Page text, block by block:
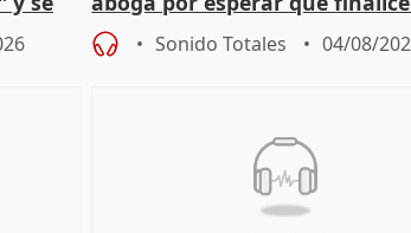
investigación del incendio
Sonido Totales 04/08/